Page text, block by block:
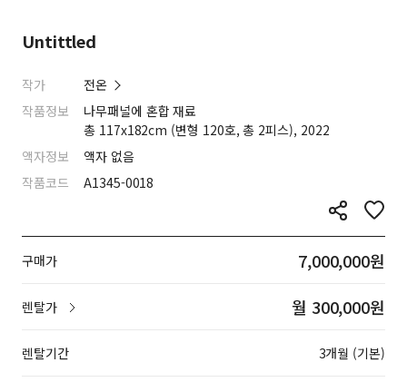
Untittled
작가
전온
작품정보
나무패널에 혼합 재료
총 117x182cm (변형 120호, 총 2피스), 2022
액자정보
액자 없음
작품코드
A1345-0018
구매가 7,000,000원
렌탈가 월 300,000원
렌탈기간 3개월 (기본)